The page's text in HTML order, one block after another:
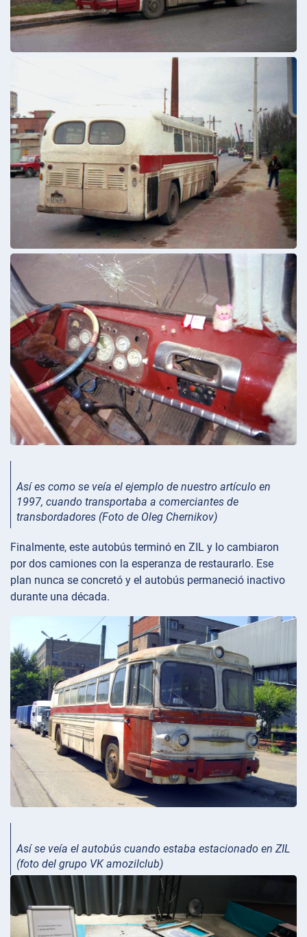
Así es como se veía el ejemplo de nuestro artículo en
1997, cuando transportaba a comerciantes de
transbordadores (Foto de Oleg Chernikov)
Finalmente, este autobús terminó en ZIL y lo cambiaron
por dos camiones con la esperanza de restaurarlo. Ese
plan nunca se concretó y el autobús permaneció inactivo
durante una década.
Así se veía el autobús cuando estaba estacionado en ZIL
(foto del grupo VK amozilclub)